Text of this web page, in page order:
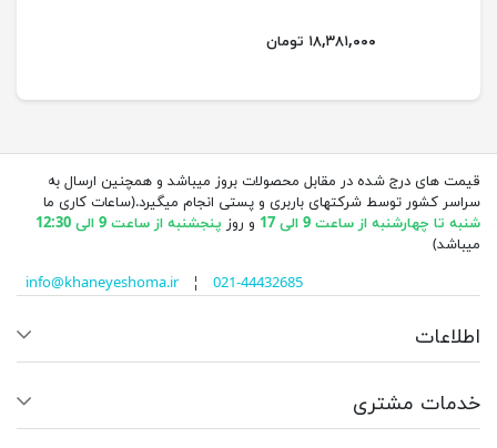
۱۸,۳۸۱,۰۰۰ تومان
قیمت های درج شده در مقابل محصولات بروز میباشد و همچنین ارسال به
سراسر کشور توسط شرکتهای باربری و پستی انجام میگیرد.(ساعات کاری ما
شنبه تا چهارشنبه از ساعت 9 الی 17
و روز پنجشنبه از ساعت 9 الی 12:30
میباشد)
info@khaneyeshoma.ir¦ 021-44432685
اطلاعات
خدمات مشتری